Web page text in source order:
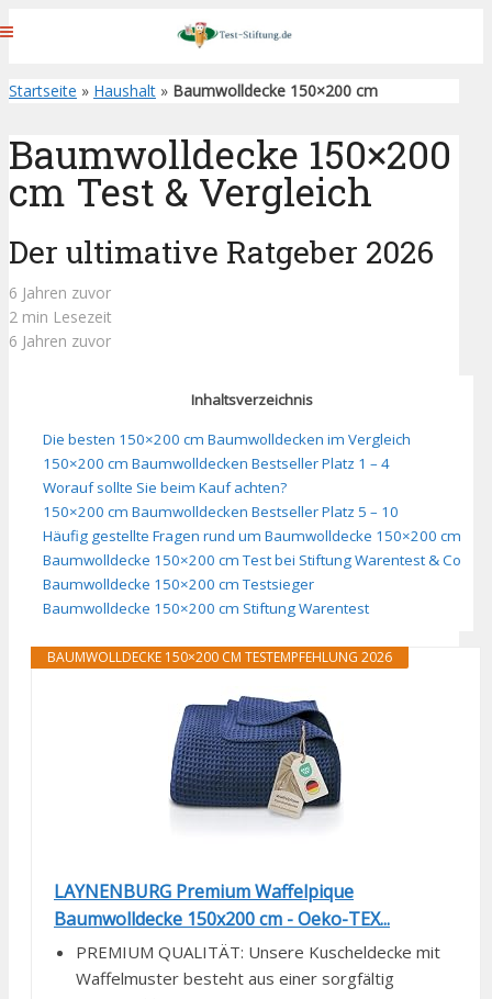
Startseite » Haushalt » Baumwolldecke 150×200 cm
Baumwolldecke 150×200
cm Test & Vergleich
Der ultimative Ratgeber 2026
6 Jahren zuvor
2 min Lesezeit
6 Jahren zuvor
Inhaltsverzeichnis
Die besten 150×200 cm Baumwolldecken im Vergleich
150×200 cm Baumwolldecken Bestseller Platz 1 – 4
Worauf sollte Sie beim Kauf achten?
150×200 cm Baumwolldecken Bestseller Platz 5 – 10
Häufig gestellte Fragen rund um Baumwolldecke 150×200 cm
Baumwolldecke 150×200 cm Test bei Stiftung Warentest & Co
Baumwolldecke 150×200 cm Testsieger
Baumwolldecke 150×200 cm Stiftung Warentest
BAUMWOLLDECKE 150×200 CM TESTEMPFEHLUNG 2026
LAYNENBURG Premium Waffelpique
Baumwolldecke 150x200 cm - Oeko-TEX...
PREMIUM QUALITÄT: Unsere Kuscheldecke mit
Waffelmuster besteht aus einer sorgfältig